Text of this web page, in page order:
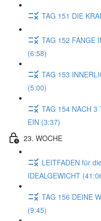
TAG 151 DIE
TAG 152 FANGE
(6:58)
TAG 153
(5:00)
TAG 154 NACH 3
EIN (3:37)
23. WOCHE
LEITFADEN für
IDEALGEWICHT
TAG 156 DEINE
(9:45)